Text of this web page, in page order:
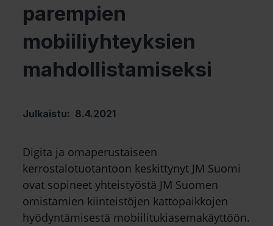
parempien
mobiiliyhteyksien
mahdollistamiseksi
Julkaistu: 8.4.2021
Digita ja omaperustaiseen
kerrostalotuotantoon keskittynyt JM Suomi
ovat sopineet yhteistyöstä JM Suomen
omistamien kiinteistöjen kattopaikkojen
hyödyntämisestä mobiilitukiasemakäyttöön.